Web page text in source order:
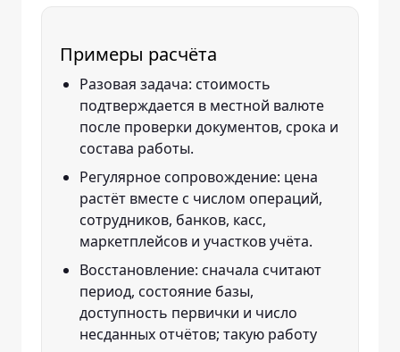
Примеры расчёта
Разовая задача: стоимость
подтверждается в местной валюте
после проверки документов, срока и
состава работы.
Регулярное сопровождение: цена
растёт вместе с числом операций,
сотрудников, банков, касс,
маркетплейсов и участков учёта.
Восстановление: сначала считают
период, состояние базы,
доступность первички и число
несданных отчётов; такую работу